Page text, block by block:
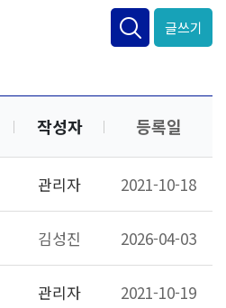
글쓰기
작성자 등록일
관리자 2021-10-18
김성진 2026-04-03
관리자 2021-10-19